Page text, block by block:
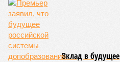
Вклад в будущее